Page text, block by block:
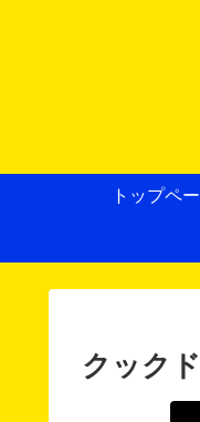
トップペ
クック